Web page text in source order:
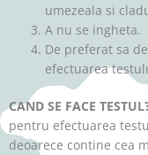
umezeala si
A nu se ingheta.
De preferat sa
efectuarea
CAND SE FACE
pentru efectuarea
deoarece contine cea